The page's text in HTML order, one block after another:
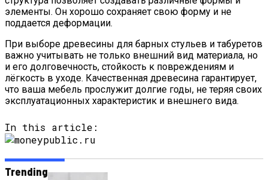
элементы. Он хорошо сохраняет свою форму и не
поддается деформации.
При выборе древесины для барных стульев и табуретов
важно учитывать не только внешний вид материала, но
и его долговечность, стойкость к повреждениям и
лёгкость в уходе. Качественная древесина гарантирует,
что ваша мебель прослужит долгие годы, не теряя своих
эксплуатационных характеристик и внешнего вида.
In this article:
Trending